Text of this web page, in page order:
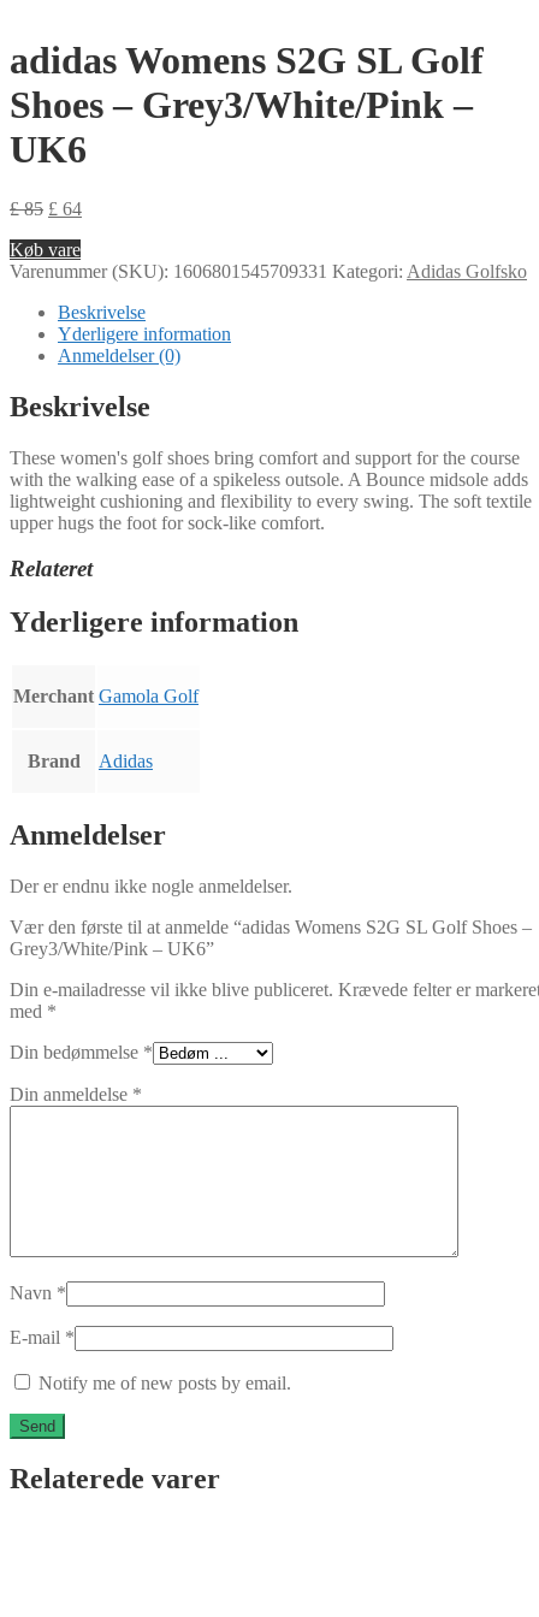
adidas Womens S2G SL Golf
Shoes – Grey3/White/Pink –
UK6
£85 £ 64
Køb vare
Varenummer (SKU): 1606801545709331 Kategori: Adidas Golfsko
Beskrivelse
Yderligere information
Anmeldelser (0)
Beskrivelse
These women's golf shoes bring comfort and support for the course
with the walking ease of a spikeless outsole. A Bounce midsole adds
lightweight cushioning and flexibility to every swing. The soft textile
upper hugs the foot for sock-like comfort.
Relateret
Yderligere information
Merchant Gamola Golf
Brand Adidas
Anmeldelser
Der er endnu ikke nogle anmeldelser.
Vær den første til at anmelde “adidas Womens S2G SL Golf Shoes –
Grey3/White/Pink – UK6”
Din e-mailadresse vil ikke blive publiceret. Krævede felter er
med *
Din bedømmelse *
Din anmeldelse *
Navn *
E-mail *
Notify me of new posts by email.
Relaterede varer